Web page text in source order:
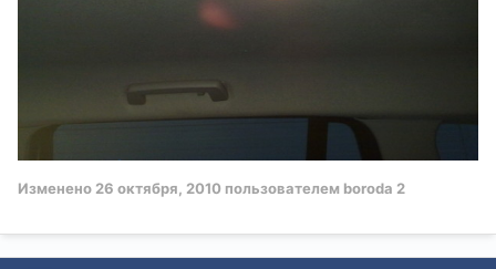
Изменено 26 октября, 2010 пользователем boroda 2